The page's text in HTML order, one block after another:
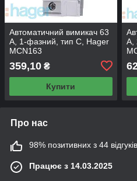
Автоматичний вимикач 63
А, 1-фазний, тип С, Hager
MCN163
359,10 ₴
Купити
А,
Про нас
98% позитивних з 44
Працює з 14.03.2025